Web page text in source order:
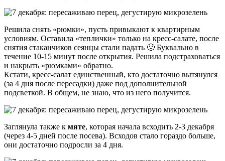
Решила снять «рюмки», пусть привыкают к квартирным
условиям. Оставила «теплички» только на кресс-салате, после
снятия стаканчиков сеянцы стали падать 🙁 Буквально в
течение 10-15 минут после открытия. Решила подстраховаться
и накрыть «рюмками» обратно.
Кстати, кресс-салат единственный, кто достаточно вытянулся
(за 4 дня после пересадки) даже под дополнительной
подсветкой. В общем, не знаю, что из него получится.
Заглянула также к мяте, которая начала всходить 2-3 декабря
(через 4-5 дней после посева). Всходов стало гораздо больше,
они достаточно подросли за 4 дня.